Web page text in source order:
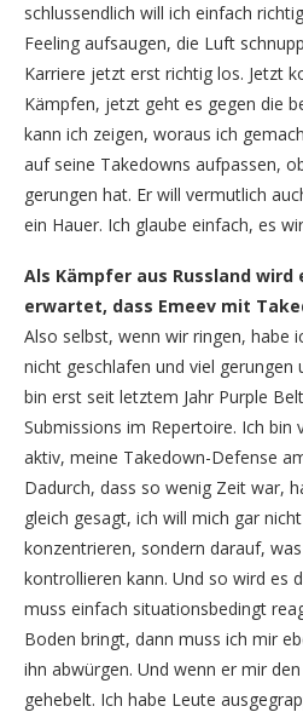
schlussendlich will ich einfach
Feeling aufsaugen, die Luft
Karriere jetzt erst richtig los. Jetzt
Kämpfen, jetzt geht es gegen die
kann ich zeigen, woraus ich
auf seine Takedowns aufpassen,
gerungen hat. Er will vermutlich
ein Hauer. Ich glaube einfach, es
Als Kämpfer aus Russland
erwartet, dass Emeev mit
Also selbst, wenn wir ringen, habe
nicht geschlafen und viel gerungen
bin erst seit letztem Jahr Purple
Submissions im Repertoire. Ich bin
aktiv, meine Takedown-Defense
Dadurch, dass so wenig Zeit war,
gleich gesagt, ich will mich gar
konzentrieren, sondern darauf,
kontrollieren kann. Und so wird es
muss einfach situationsbedingt
Boden bringt, dann muss ich mir
ihn abwürgen. Und wenn er mir
gehebelt. Ich habe Leute